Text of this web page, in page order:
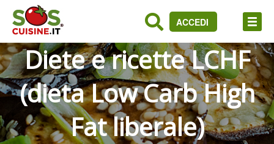
ACCEDI
Diete e ricette LCHF
(dieta Low Carb High
Fat liberale)